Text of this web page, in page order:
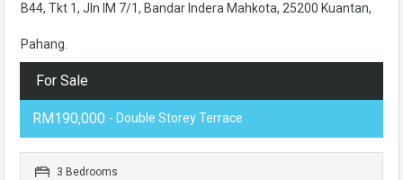
B44, Tkt 1, Jln IM 7/1, Bandar Indera Mahkota, 25200 Kuantan,
Pahang.
For Sale
RM190,000 - Double Storey Terrace
3 Bedrooms